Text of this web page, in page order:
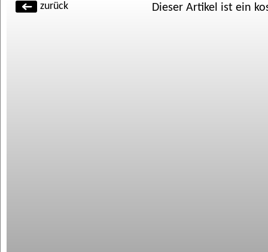
zurück Dieser Artikel ist ein